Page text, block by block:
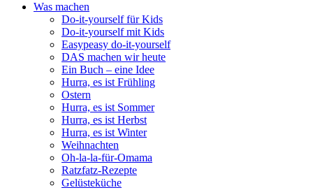
Was machen
Do-it-yourself für Kids
Do-it-yourself mit Kids
Easypeasy do-it-yourself
DAS machen wir heute
Ein Buch – eine Idee
Hurra, es ist Frühling
Ostern
Hurra, es ist Sommer
Hurra, es ist Herbst
Hurra, es ist Winter
Weihnachten
Oh-la-la-für-Omama
Ratzfatz-Rezepte
Gelüsteküche